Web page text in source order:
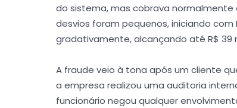
do sistema, mas cobrava normalmente
desvios foram pequenos, iniciando com
gradativamente, alcançando até R$ 39
A fraude veio à tona após um cliente
a empresa realizou uma auditoria
funcionário negou qualquer